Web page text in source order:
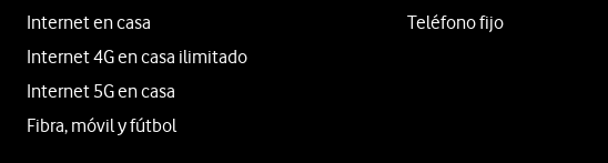
Internet en casa
Internet 4G en casa ilimitado
Internet 5G en casa
Fibra, móvil y fútbol
Teléfono fijo